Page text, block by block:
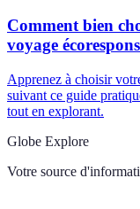
Comment bien
voyage
Apprenez à choisir
suivant ce guide
tout en explorant.
Globe Explore
Votre source